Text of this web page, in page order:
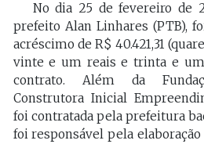
No dia 25 de fevereiro de
prefeito Alan Linhares (PTB),
acréscimo de R$ 40.421,31
vinte e um reais e trinta e um
contrato. Além da
Construtora Inicial
foi contratada pela prefeitura
foi responsável pela